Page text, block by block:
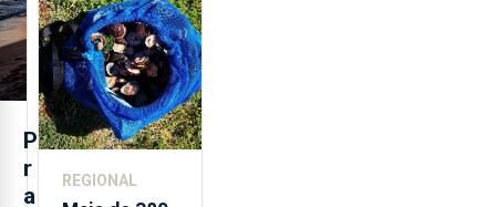
P
r
a
Açores
REGIONAL